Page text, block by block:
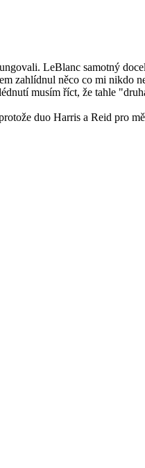
LeBlanc samotný
zahlídnul něco co mi nikdo
musím říct, že tahle
duo Harris a Reid pro